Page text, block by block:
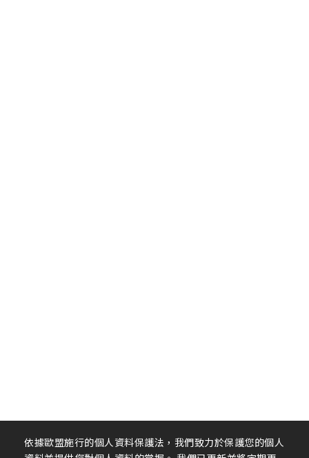
依據歐盟施行的個人資料保護法，我們致力於保護您的個人